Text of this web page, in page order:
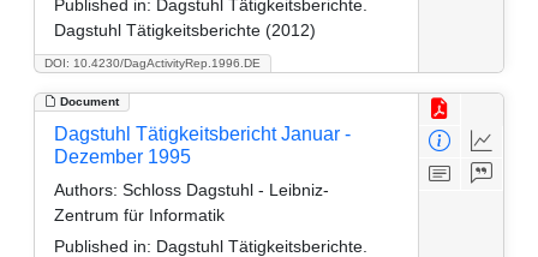
DOI: 10.4230/DagActivityRep.1996.DE
Published in: Dagstuhl Tätigkeitsberichte.
Dagstuhl Tätigkeitsberichte (2012)
Document
Dagstuhl Tätigkeitsbericht Januar -
Dezember 1995
Authors: Schloss Dagstuhl - Leibniz-
Zentrum für Informatik
Published in: Dagstuhl Tätigkeitsberichte.